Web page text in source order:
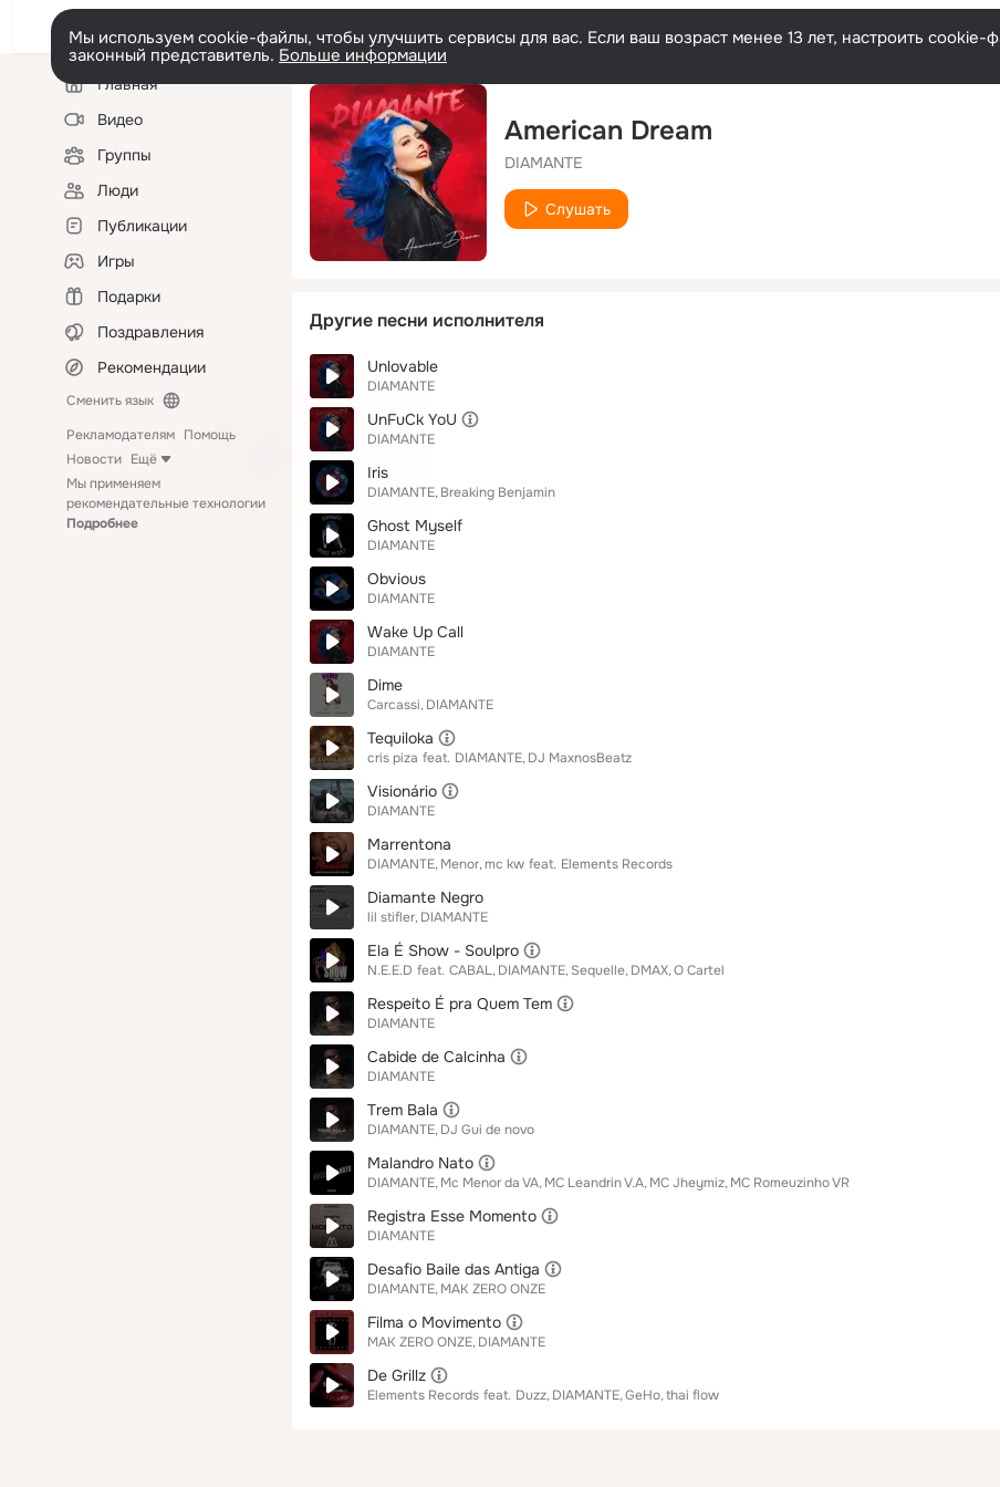
Мы используем cookie-файлы, чтобы улучшить сервисы для вас. Если ваш возраст менее 13 лет, настроить
законный представитель. Больше информации
Левая
колонкаГлавная
Видео
Группы
Люди
Публикации
Игры
Подарки
Поздравления
Рекомендации
Сменить язык
Рекламодателям Помощь
Новости Ещё
Мы применяем
рекомендательные технологии
Подробнее
American Dream
DIAMANTE
Слушать
Другие песни исполнителя
Unlovable
DIAMANTE
UnFuCk YoU
DIAMANTE
Iris
DIAMANTE Breaking Benjamin
Ghost Myself
DIAMANTE
Obvious
DIAMANTE
Wake Up Call
DIAMANTE
Dime
Carcassi DIAMANTE
Tequiloka
cris piza feat. DIAMANTE DJ MaxnosBeatz
Visionário
DIAMANTE
Marrentona
DIAMANTE Menor mc kw feat. Elements Records
Diamante Negro
lil stifler DIAMANTE
Ela É Show - Soulpro
N.E.E.D feat. CABAL DIAMANTE Sequelle DMAX O Cartel
Respeito É pra Quem Tem
DIAMANTE
Cabide de Calcinha
DIAMANTE
Trem Bala
DIAMANTE DJ Gui de novo
Malandro Nato
DIAMANTE Mc Menor da VA MC Leandrin V.A MC Jheymiz MC Romeuzinho VR
Registra Esse Momento
DIAMANTE
Desafio Baile das Antiga
DIAMANTE MAK ZERO ONZE
Filma o Movimento
MAK ZERO ONZE DIAMANTE
De Grillz
Elements Records feat. Duzz DIAMANTE GeHo thai flow